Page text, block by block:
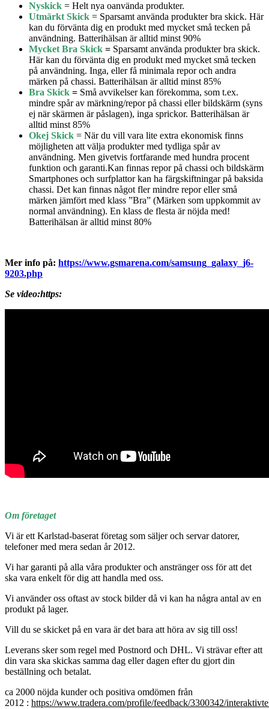
Nyskick = Helt nya oanvända produkter.
Utmärkt Skick = Sparsamt använda produkter bra skick. Här
kan du förvänta dig en produkt med mycket små tecken på
användning. Batterihälsan är alltid minst 90%
Mycket Bra Skick = Sparsamt använda produkter bra skick.
Här kan du förvänta dig en produkt med mycket små tecken
på användning. Inga, eller få minimala repor och andra
märken på chassi. Batterihälsan är alltid minst 85%
Bra Skick = Små avvikelser kan förekomma, som t.ex.
mindre spår av märkning/repor på chassi eller bildskärm (syns
ej när skärmen är påslagen), inga sprickor. Batterihälsan är
alltid minst 85%
Okej Skick = När du vill vara lite extra ekonomisk finns
möjligheten att välja produkter med tydliga spår av
användning. Men givetvis fortfarande med hundra procent
funktion och garanti.Kan finnas repor på chassi och bildskärm
Smartphones och surfplattor kan ha färgskiftningar på baksida
chassi. Det kan finnas något fler mindre repor eller små
märken jämfört med klass ”Bra” (Märken som uppkommit av
normal användning). En klass de flesta är nöjda med!
Batterihälsan är alltid minst 80%
Mer info på: https://www.gsmarena.com/samsung_galaxy_j6-
9203.php
Se video:https:
Om företaget
Vi är ett Karlstad-baserat företag som säljer och servar datorer,
telefoner med mera sedan år 2012.
Vi har garanti på alla våra produkter och anstränger oss för att det
ska vara enkelt för dig att handla med oss.
Vi använder oss oftast av stock bilder då vi kan ha några antal av en
produkt på lager.
Vill du se skicket på en vara är det bara att höra av sig till oss!
Leverans sker som regel med Postnord och DHL. Vi strävar efter att
din vara ska skickas samma dag eller dagen efter du gjort din
beställning och betalat.
ca 2000 nöjda kunder och positiva omdömen från
2012 : https://www.tradera.com/profile/feedback/3300342/